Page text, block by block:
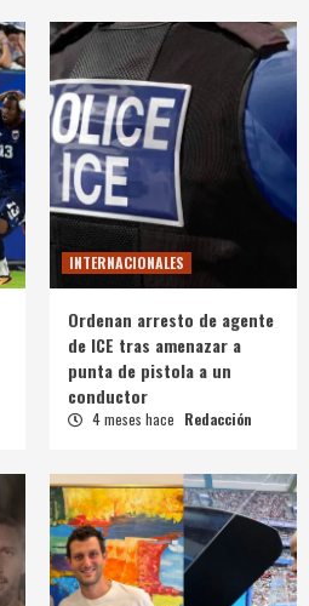
INTERNACIONALES
Ordenan arresto de agente
de ICE tras amenazar a
punta de pistola a un
conductor
4 meses hace Redacción